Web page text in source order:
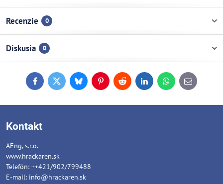
Recenzie 0
Diskusia 0
FacebookTwitterBlueskyPinterestReddit LinkedInWhatsApp
E-
mail
Kontakt
AEng, s.r.o.
www.hrackaren.sk
Telefón: ++421/902/799488
E-mail: info@hrackaren.sk